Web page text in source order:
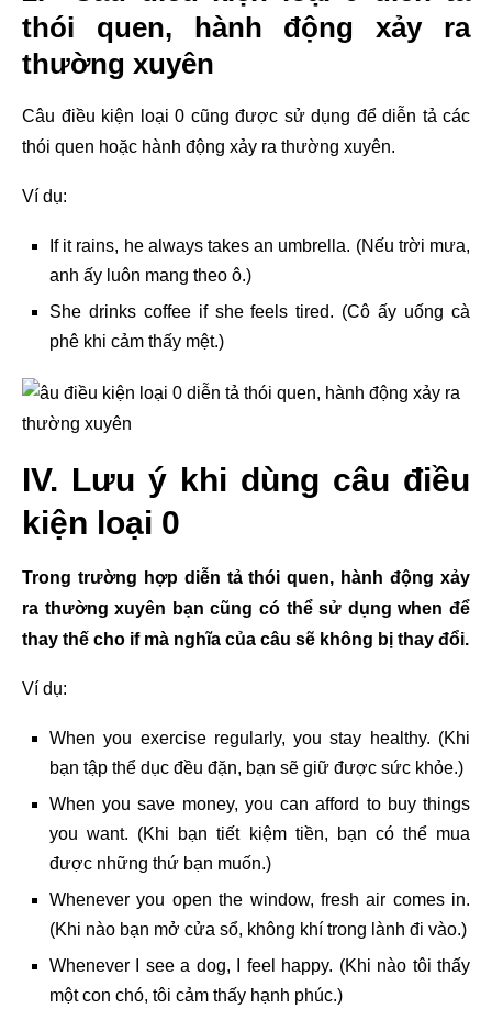
thói quen, hành động xảy ra
thường xuyên
Câu điều kiện loại 0 cũng được sử dụng để diễn tả các
thói quen hoặc hành động xảy ra thường xuyên.
Ví dụ:
If it rains, he always takes an umbrella. (Nếu trời mưa,
anh ấy luôn mang theo ô.)
She drinks coffee if she feels tired. (Cô ấy uống cà
phê khi cảm thấy mệt.)
IV. Lưu ý khi dùng câu điều
kiện loại 0
Trong trường hợp diễn tả thói quen, hành động xảy
ra thường xuyên bạn cũng có thể sử dụng when để
thay thế cho if mà nghĩa của câu sẽ không bị thay đổi.
Ví dụ:
When you exercise regularly, you stay healthy. (Khi
bạn tập thể dục đều đặn, bạn sẽ giữ được sức khỏe.)
When you save money, you can afford to buy things
you want. (Khi bạn tiết kiệm tiền, bạn có thể mua
được những thứ bạn muốn.)
Whenever you open the window, fresh air comes in.
(Khi nào bạn mở cửa sổ, không khí trong lành đi vào.)
Whenever I see a dog, I feel happy. (Khi nào tôi thấy
một con chó, tôi cảm thấy hạnh phúc.)